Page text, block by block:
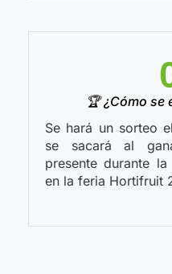
🏆 ¿Cómo se
Se hará un sorteo
se sacará al
presente durante
en la feria Hortifruit